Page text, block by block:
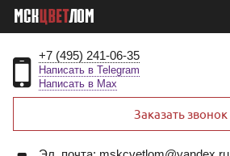
+7 (495) 241-06-35
Написать в Telegram
Написать в Max
Заказать звонок